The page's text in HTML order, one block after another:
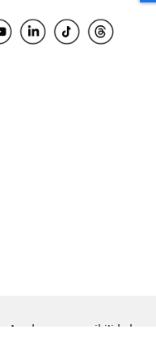
Ayuda para accesibilidad